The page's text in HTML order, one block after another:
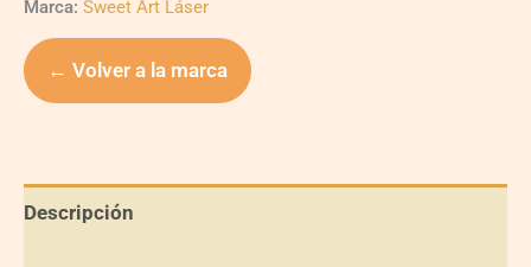
Marca: Sweet Art Láser
← Volver a la marca
Descripción